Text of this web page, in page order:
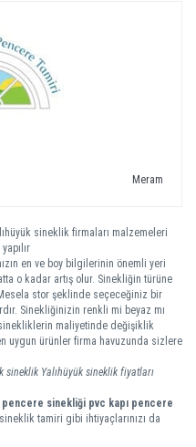
Meram
sineklik firmaları malzemeleri
en ve boy bilgilerinin önemli yeri
o kadar artış olur. Sinekliğin türüne
stor şeklinde seçeceğiniz bir
Sinekliğinizin renkli mi beyaz mı
maliyetinde değişiklik
uygun ürünler firma havuzunda sizlere
sineklik Yalıhüyük sineklik fiyatları
pencere sinekliği pvc kapı pencere
tamiri gibi ihtiyaçlarınızı da